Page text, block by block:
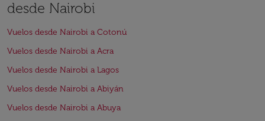
desde Nairobi
Vuelos desde Nairobi a Cotonú
Vuelos desde Nairobi a Acra
Vuelos desde Nairobi a Lagos
Vuelos desde Nairobi a Abiyán
Vuelos desde Nairobi a Abuya